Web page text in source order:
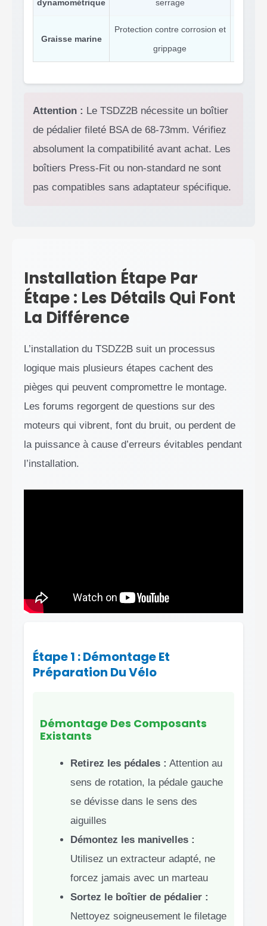
dynamométrique serrage
Graisse marine
Protection contre corrosion et
grippage
Attention : Le TSDZ2B nécessite un boîtier
de pédalier fileté BSA de 68-73mm. Vérifiez
absolument la compatibilité avant achat. Les
boîtiers Press-Fit ou non-standard ne sont
pas compatibles sans adaptateur spécifique.
Installation Étape Par
Étape : Les Détails Qui Font
La Différence
L’installation du TSDZ2B suit un processus
logique mais plusieurs étapes cachent des
pièges qui peuvent compromettre le montage.
Les forums regorgent de questions sur des
moteurs qui vibrent, font du bruit, ou perdent de
la puissance à cause d’erreurs évitables pendant
l’installation.
Étape 1 : Démontage Et
Préparation Du Vélo
Démontage Des Composants
Existants
Retirez les pédales : Attention au
sens de rotation, la pédale gauche
se dévisse dans le sens des
aiguilles
Démontez les manivelles :
Utilisez un extracteur adapté, ne
forcez jamais avec un marteau
Sortez le boîtier de pédalier :
Nettoyez soigneusement le filetage